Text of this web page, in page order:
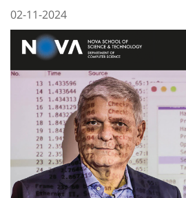
02-11-2024